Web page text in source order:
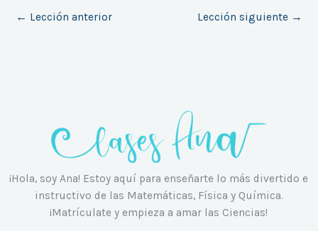
← Lección anterior Lección siguiente →
¡Hola, soy Ana! Estoy aquí para enseñarte lo más divertido e
instructivo de las Matemáticas, Física y Química.
¡Matrículate y empieza a amar las Ciencias!